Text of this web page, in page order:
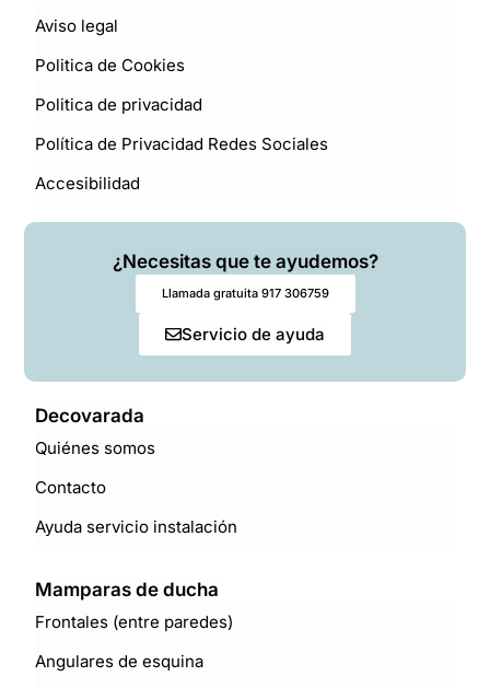
Aviso legal
Politica de Cookies
Politica de privacidad
Política de Privacidad Redes Sociales
Accesibilidad
¿Necesitas que te ayudemos?
Llamada gratuita 917 306759
Servicio de ayuda
Decovarada
Quiénes somos
Contacto
Ayuda servicio instalación
Mamparas de ducha
Frontales (entre paredes)
Angulares de esquina